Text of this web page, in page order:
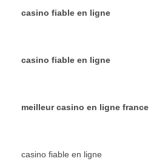
casino fiable en ligne
casino fiable en ligne
meilleur casino en ligne france
casino fiable en ligne